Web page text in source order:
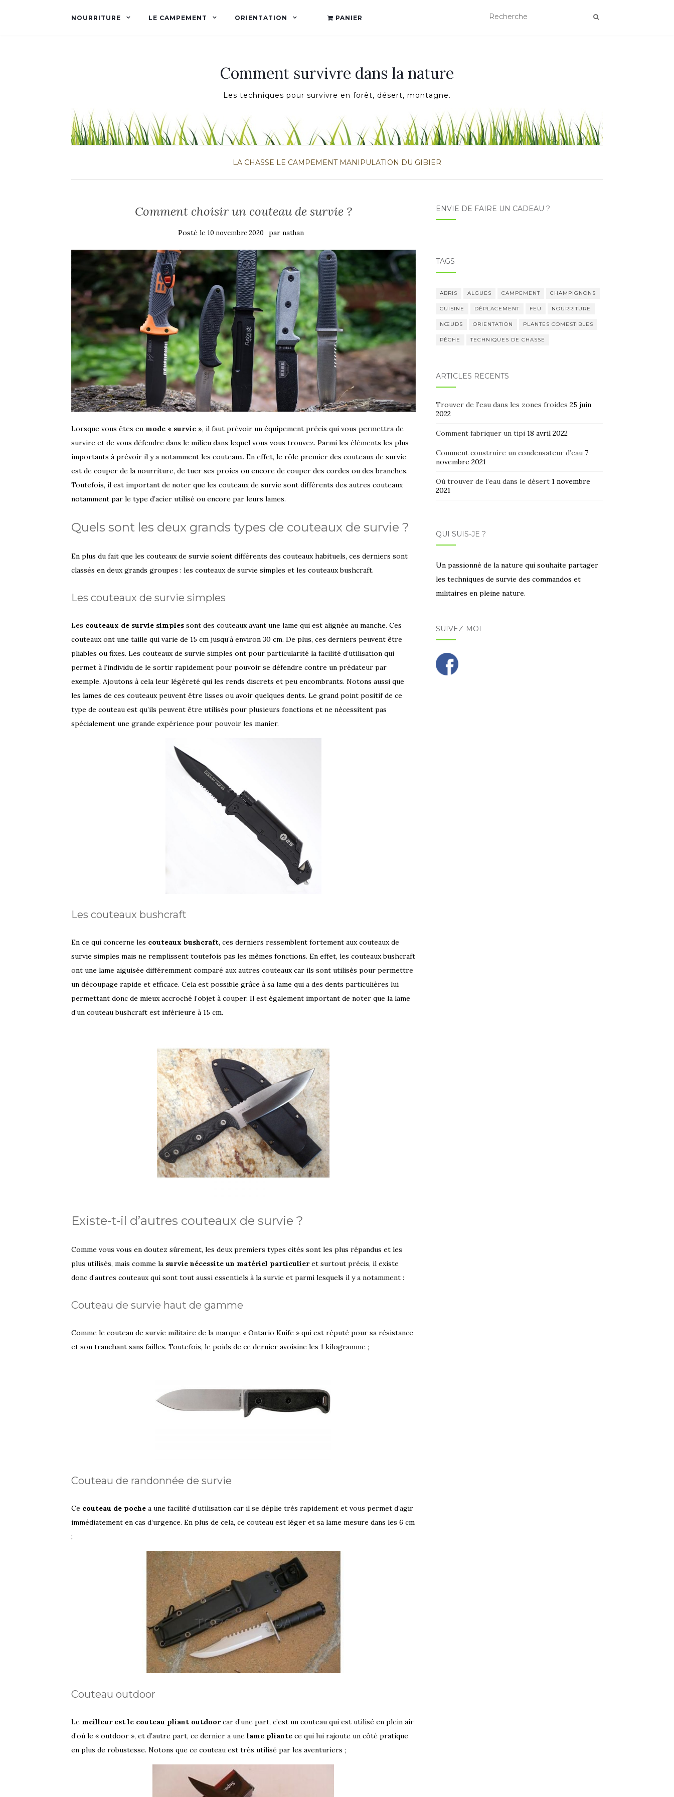
NOURRITURE LE CAMPEMENT ORIENTATION PANIER
Comment survivre dans la nature
Les techniques pour survivre en forêt, désert, montagne.
LA CHASSE LE CAMPEMENT MANIPULATION DU GIBIER
Comment choisir un couteau de survie ?
Posté le 10 novembre 2020 par nathan
Lorsque vous êtes en mode « survie », il faut prévoir un équipement précis qui vous permettra de
survire et de vous défendre dans le milieu dans lequel vous vous trouvez. Parmi les éléments les plus
importants à prévoir il y a notamment les couteaux. En effet, le rôle premier des couteaux de survie
est de couper de la nourriture, de tuer ses proies ou encore de couper des cordes ou des branches.
Toutefois, il est important de noter que les couteaux de survie sont différents des autres couteaux
notamment par le type d’acier utilisé ou encore par leurs lames.
Quels sont les deux grands types de couteaux de survie ?
En plus du fait que les couteaux de survie soient différents des couteaux habituels, ces derniers sont
classés en deux grands groupes : les couteaux de survie simples et les couteaux bushcraft.
Les couteaux de survie simples
Les couteaux de survie simples sont des couteaux ayant une lame qui est alignée au manche. Ces
couteaux ont une taille qui varie de 15 cm jusqu’à environ 30 cm. De plus, ces derniers peuvent être
pliables ou fixes. Les couteaux de survie simples ont pour particularité la facilité d’utilisation qui
permet à l’individu de le sortir rapidement pour pouvoir se défendre contre un prédateur par
exemple. Ajoutons à cela leur légèreté qui les rends discrets et peu encombrants. Notons aussi que
les lames de ces couteaux peuvent être lisses ou avoir quelques dents. Le grand point positif de ce
type de couteau est qu’ils peuvent être utilisés pour plusieurs fonctions et ne nécessitent pas
spécialement une grande expérience pour pouvoir les manier.
Les couteaux bushcraft
En ce qui concerne les couteaux bushcraft, ces derniers ressemblent fortement aux couteaux de
survie simples mais ne remplissent toutefois pas les mêmes fonctions. En effet, les couteaux bushcraft
ont une lame aiguisée différemment comparé aux autres couteaux car ils sont utilisés pour permettre
un découpage rapide et efficace. Cela est possible grâce à sa lame qui a des dents particulières lui
permettant donc de mieux accroché l’objet à couper. Il est également important de noter que la lame
d’un couteau bushcraft est inférieure à 15 cm.
Existe-t-il d’autres couteaux de survie ?
Comme vous vous en doutez sûrement, les deux premiers types cités sont les plus répandus et les
plus utilisés, mais comme la survie nécessite un matériel particulieret surtout précis, il existe
donc d’autres couteaux qui sont tout aussi essentiels à la survie et parmi lesquels il y a notamment :
Couteau de survie haut de gamme
Comme le couteau de survie militaire de la marque « Ontario Knife » qui est réputé pour sa résistance
et son tranchant sans failles. Toutefois, le poids de ce dernier avoisine les 1 kilogramme ;
Couteau de randonnée de survie
Ce couteau de poche a une facilité d’utilisation car il se déplie très rapidement et vous permet d’agir
immédiatement en cas d’urgence. En plus de cela, ce couteau est léger et sa lame mesure dans les 6 cm
;
Couteau outdoor
Le meilleur est le couteau pliant outdoorcar d’une part, c’est un couteau qui est utilisé en plein air
d’où le « outdoor », et d’autre part, ce dernier a une lame pliante ce qui lui rajoute un côté pratique
en plus de robustesse. Notons que ce couteau est très utilisé par les aventuriers ;
ENVIE DE FAIRE UN CADEAU ?
TAGS
ABRIS ALGUES CAMPEMENT CHAMPIGNONS
CUISINE DÉPLACEMENT FEU NOURRITURE
NŒUDS ORIENTATION PLANTES COMESTIBLES
PÊCHE TECHNIQUES DE CHASSE
ARTICLES RÉCENTS
Trouver de l’eau dans les zones froides 25 juin
2022
Comment fabriquer un tipi 18 avril 2022
Comment construire un condensateur d’eau 7
novembre 2021
Où trouver de l’eau dans le désert 1 novembre
2021
QUI SUIS-JE ?
Un passionné de la nature qui souhaite partager
les techniques de survie des commandos et
militaires en pleine nature.
SUIVEZ-MOI